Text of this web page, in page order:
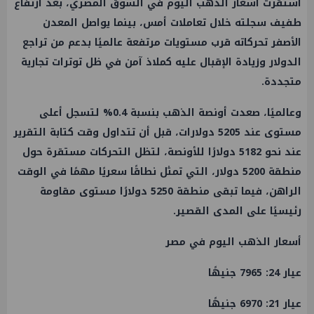
طفيف سجلته خلال تعاملات أمس، بينما يواصل المعدن
الأصفر تحركاته قرب مستويات مرتفعة عالميًا بدعم من تراجع
الدولار وزيادة الإقبال عليه كملاذ آمن في ظل توترات تجارية
متجددة.
وعالميًا، صعدت أونصة الذهب بنسبة 0.4% لتسجل أعلى
مستوى عند 5205 دولارات، قبل أن تتداول وقت كتابة التقرير
عند نحو 5182 دولارًا للأونصة، لتظل التحركات مستقرة حول
منطقة 5200 دولار، التي تمثل نطاقًا سعريًا مهمًا في الوقت
الراهن، فيما تبقى منطقة 5250 دولارًا مستوى مقاومة
رئيسيًا على المدى القصير.
أسعار الذهب اليوم في مصر
عيار 24: 7965 جنيهًا
عيار 21: 6970 جنيهًا